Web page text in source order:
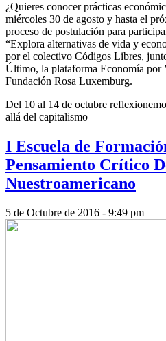
¿Quieres conocer prácticas
miércoles 30 de agosto y hasta el
proceso de postulación para
“Explora alternativas de vida y
por el colectivo Códigos Libres,
Último, la plataforma Economía por
Fundación Rosa Luxemburg.
Del 10 al 14 de octubre
allá del capitalismo
I Escuela de
Pensamiento Crítico
Nuestroamericano
5 de Octubre de 2016 - 9:49 pm